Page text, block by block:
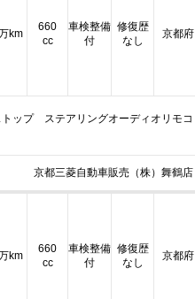
km
660
cc
車検整備
付
修復歴
なし
京都府
ップ ステアリングオーディオリモコ
京都三菱自動車販売（株）舞鶴店
km
660
cc
車検整備
付
修復歴
なし
京都府